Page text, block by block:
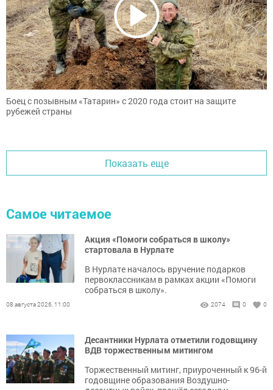
Боец с позывным «Татарин» с 2020 года стоит на защите
рубежей страны
Показать еще
Самое читаемое
Акция «Помоги собраться в школу»
стартовала в Нурлате
В Нурлате началось вручение подарков
первоклассникам в рамках акции «Помоги
собраться в школу».
08 августа 2026, 11:00 2074 0 0
Десантники Нурлата отметили годовщину
ВДВ торжественным митингом
Торжественный митинг, приуроченный к 96-й
годовщине образования Воздушно-